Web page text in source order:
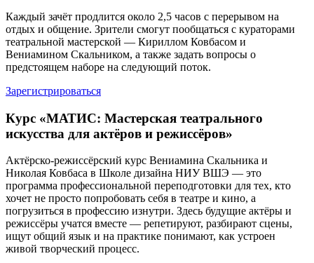
Каждый зачёт продлится около 2,5 часов с перерывом на
отдых и общение. Зрители смогут пообщаться с кураторами
театральной мастерской — Кириллом Ковбасом и
Вениамином Скальником, а также задать вопросы о
предстоящем наборе на следующий поток.
Зарегистрироваться
Курс «МАТИС: Мастерская театрального
искусства для актёров и режиссёров»
Актёрско-режиссёрский курс Вениамина Скальника и
Николая Ковбаса в Школе дизайна НИУ ВШЭ — это
программа профессиональной переподготовки для тех, кто
хочет не просто попробовать себя в театре и кино, а
погрузиться в профессию изнутри. Здесь будущие актёры и
режиссёры учатся вместе — репетируют, разбирают сцены,
ищут общий язык и на практике понимают, как устроен
живой творческий процесс.